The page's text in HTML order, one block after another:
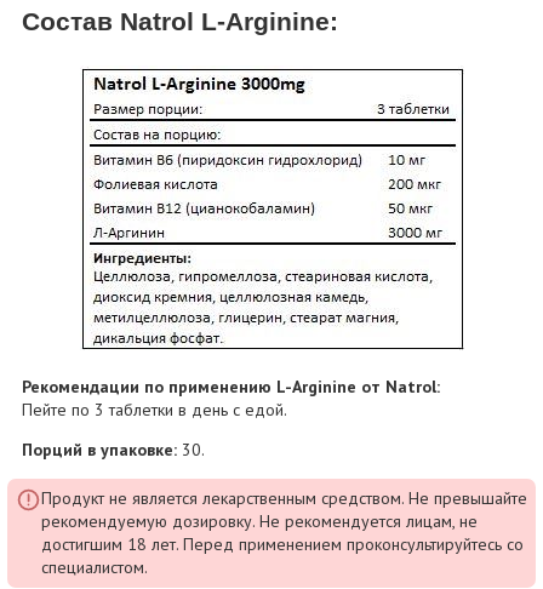
Состав Natrol L-Arginine:
Рекомендации по применению L-Arginine от Natrol:
Пейте по 3 таблетки в день с едой.
Порций в упаковке: 30.
Продукт не является лекарственным средством. Не превышайте
рекомендуемую дозировку. Не рекомендуется лицам, не
достигшим 18 лет. Перед применением проконсультируйтесь со
специалистом.